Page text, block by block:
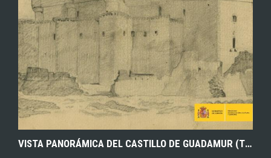
VISTA PANORÁMICA DEL CASTILLO DE GUADAMUR (TOLEDO). DIBUJO A LÁPIZ. S.F./S.L. ARCHIVO HISTÓRICO DE LA NOBLEZA.